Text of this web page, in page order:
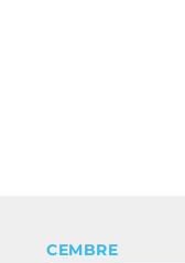
CEMBRE